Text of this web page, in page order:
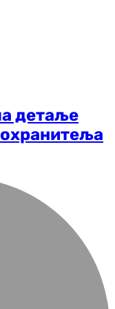
детаље